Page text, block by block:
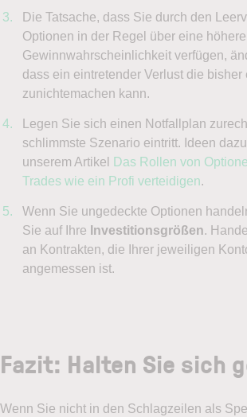
Die Tatsache, dass Sie durch den
Optionen in der Regel über eine höhere
Gewinnwahrscheinlichkeit verfügen,
dass ein eintretender Verlust die
zunichtemachen kann.
Legen Sie sich einen Notfallplan
schlimmste Szenario eintritt. Ideen
unserem Artikel
Das Rollen von
Trades wie ein Profi verteidigen.
Wenn Sie ungedeckte Optionen
Sie auf Ihre Investitionsgrößen.
an Kontrakten, die Ihrer jeweiligen
angemessen ist.
Fazit: Halten Sie sich
Wenn Sie nicht in den Schlagzeilen als